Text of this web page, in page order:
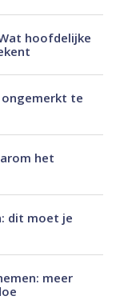
hoofdelijke
ongemerkt te
het
dit moet je
meer